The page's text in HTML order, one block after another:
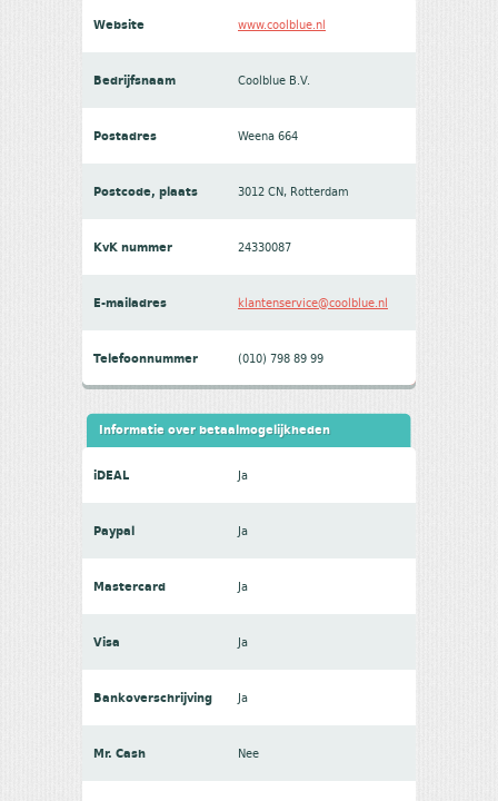
Website www.coolblue.nl
Bedrijfsnaam Coolblue B.V.
Postadres Weena 664
Postcode, plaats 3012 CN, Rotterdam
KvK nummer 24330087
E-mailadres klantenservice@coolblue.nl
Telefoonnummer (010) 798 89 99
Informatie over betaalmogelijkheden
iDEAL Ja
Paypal Ja
Mastercard Ja
Visa Ja
Bankoverschrijving Ja
Mr. Cash Nee